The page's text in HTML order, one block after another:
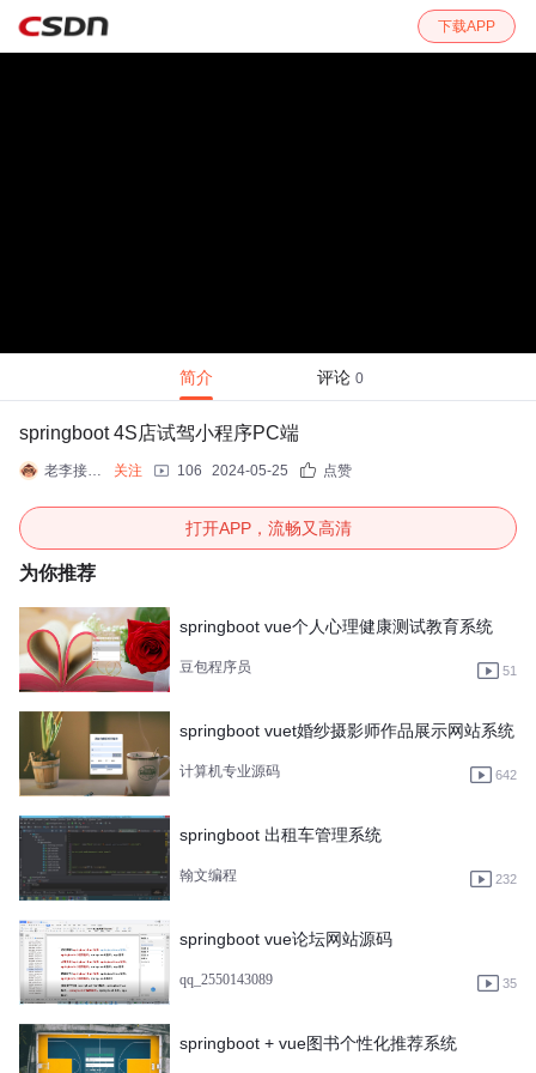
下载APP
简介 评论 0
springboot 4S店试驾小程序PC端
老李接毕设 关注 106 2024-05-25 点赞
打开APP，流畅又高清
为你推荐
springboot vue个人心理健康测试教育系统
豆包程序员 51
springboot vuet婚纱摄影师作品展示网站系统
计算机专业源码 642
springboot 出租车管理系统
翰文编程 232
springboot vue论坛网站源码
qq_2550143089 35
springboot + vue图书个性化推荐系统